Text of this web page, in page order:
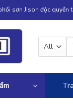
sơn Jison độc quyền